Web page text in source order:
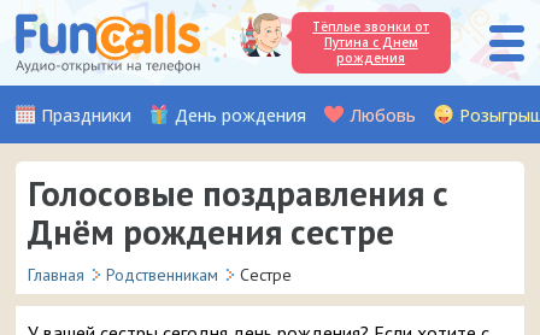
Тёплые звонки от
Путина с Днем
рождения
Праздники День рождения Любовь
Голосовые поздравления с
Днём рождения сестре
Главная Родственникам Сестре